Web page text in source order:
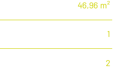
46,96 m²
1
2